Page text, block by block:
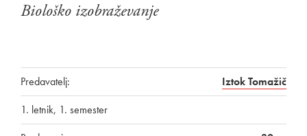
Biološko izobraževanje
Predavatelj:
Iztok Tomažič
1. letnik, 1. semester